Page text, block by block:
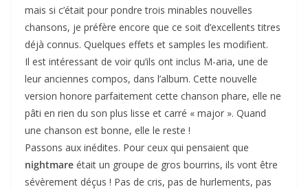
mais si c’était pour pondre trois minables nouvelles
chansons, je préfère encore que ce soit d’excellents titres
déjà connus. Quelques effets et samples les modifient.
Il est intéressant de voir qu’ils ont inclus M-aria, une de
leur anciennes compos, dans l’album. Cette nouvelle
version honore parfaitement cette chanson phare, elle ne
pâti en rien du son plus lisse et carré « major ». Quand
une chanson est bonne, elle le reste !
Passons aux inédites. Pour ceux qui pensaient que
nightmare était un groupe de gros bourrins, ils vont être
sévèrement déçus ! Pas de cris, pas de hurlements, pas